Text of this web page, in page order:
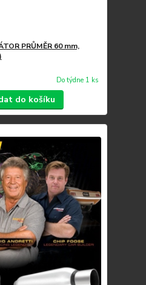
PRŮMĚR 60 mm,
Do týdne 1 ks
do košíku